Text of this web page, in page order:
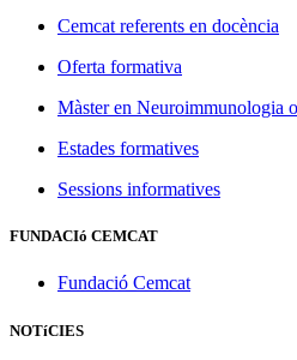
Cemcat referents en docència
Oferta formativa
Màster en Neuroimmunologia
Estades formatives
Sessions informatives
FUNDACIó CEMCAT
Fundació Cemcat
NOTíCIES